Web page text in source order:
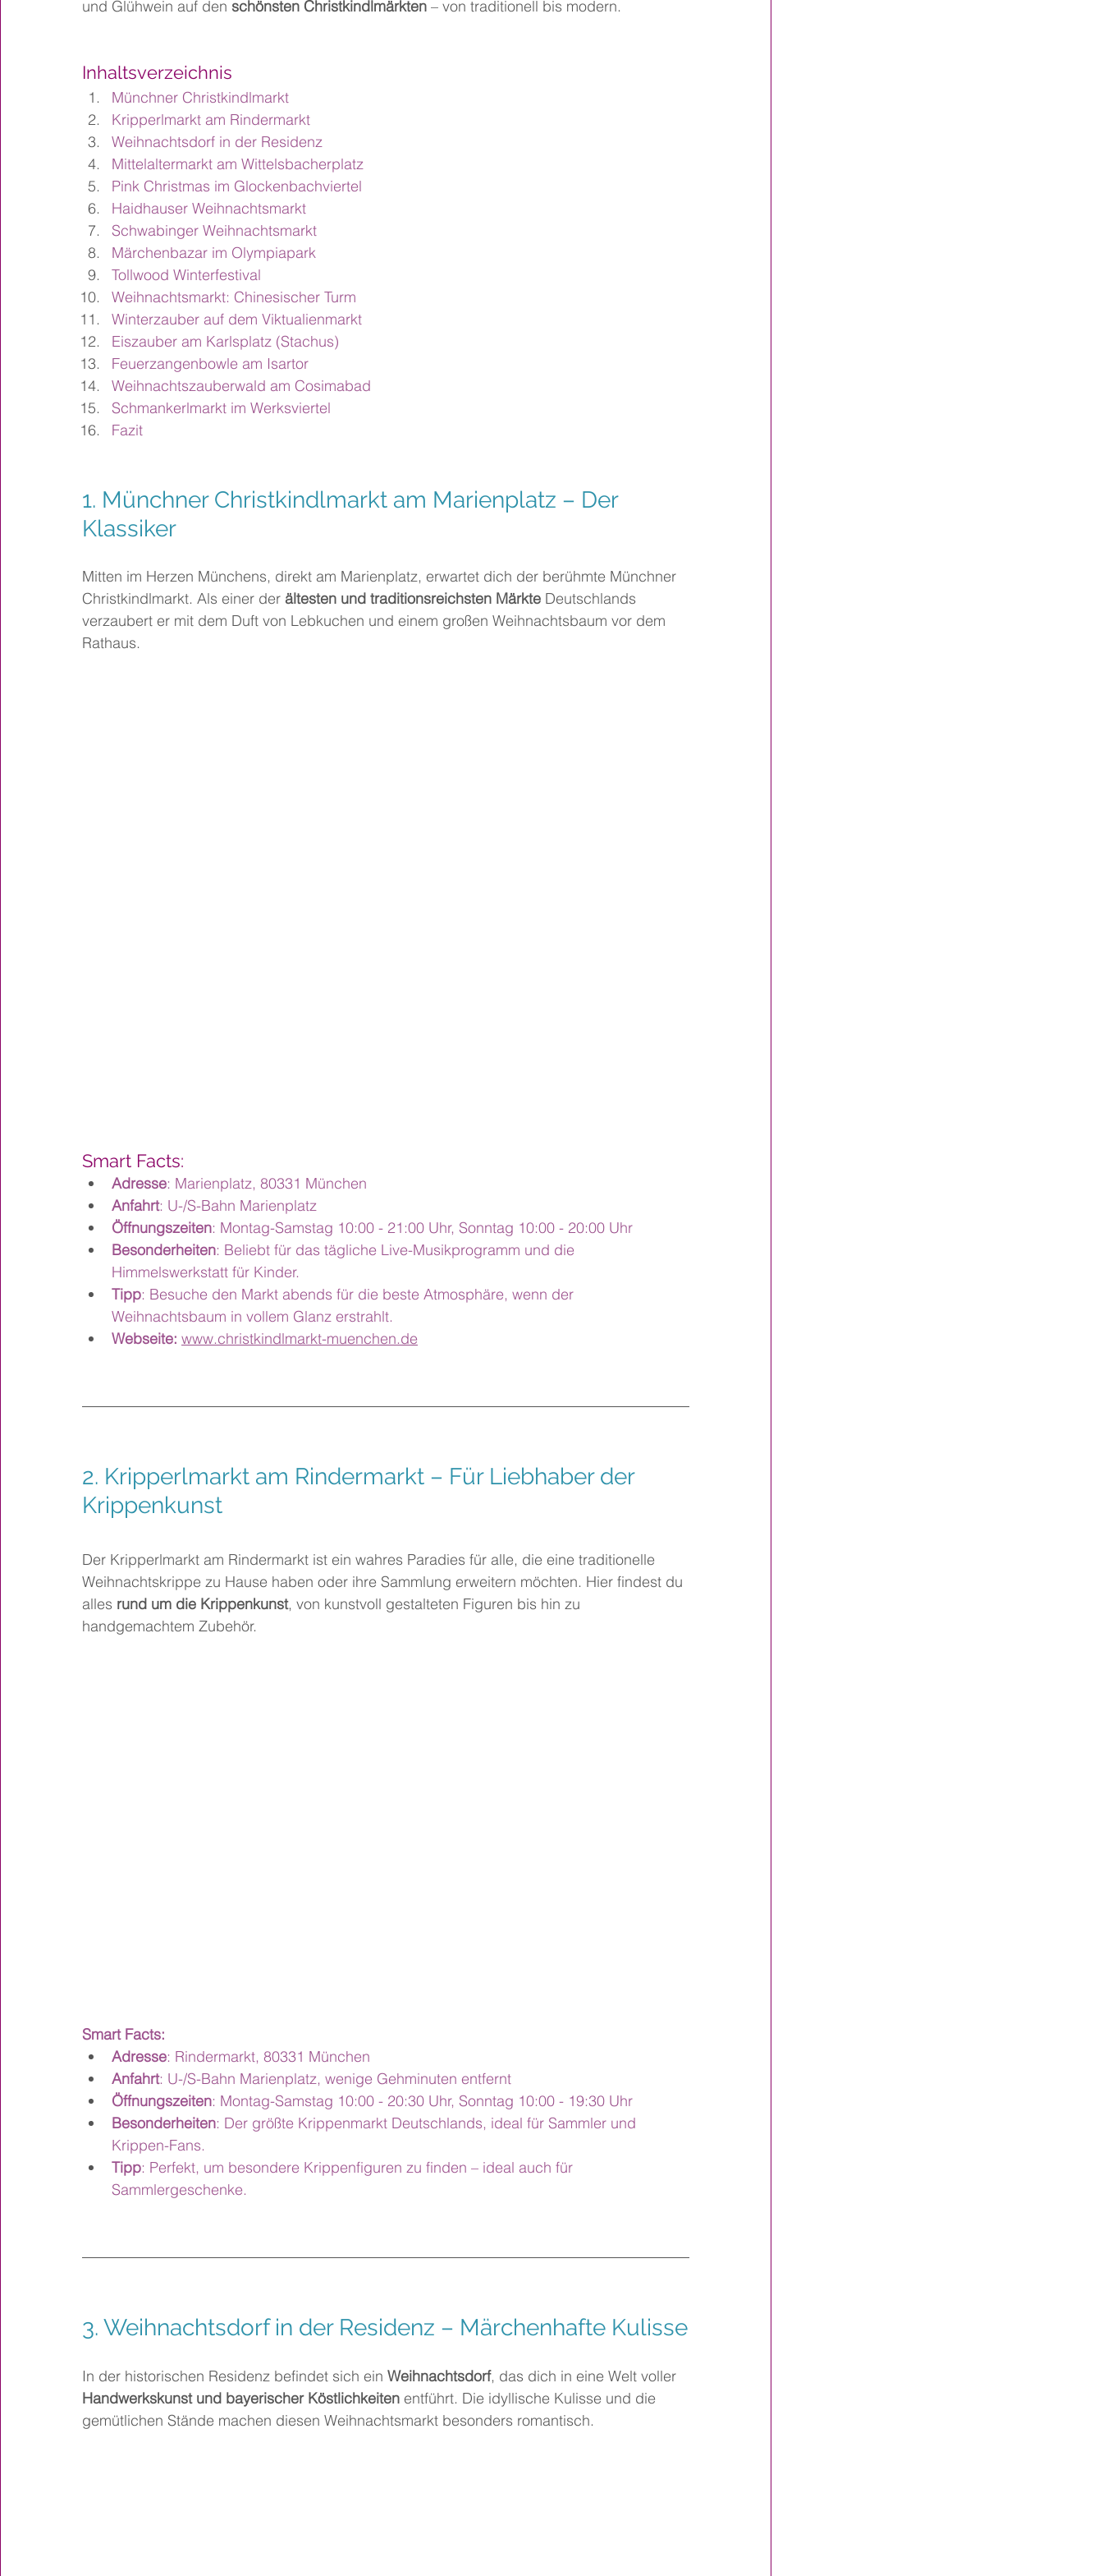
und Glühwein auf den schönsten Christkindlmärkten – von traditionell bis modern.
Inhaltsverzeichnis
Münchner Christkindlmarkt
Kripperlmarkt am Rindermarkt
Weihnachtsdorf in der Residenz
Mittelaltermarkt am Wittelsbacherplatz
Pink Christmas im Glockenbachviertel
Haidhauser Weihnachtsmarkt
Schwabinger Weihnachtsmarkt
Märchenbazar im Olympiapark
Tollwood Winterfestival
Weihnachtsmarkt: Chinesischer Turm
Winterzauber auf dem Viktualienmarkt
Eiszauber am Karlsplatz (Stachus)
Feuerzangenbowle am Isartor
Weihnachtszauberwald am Cosimabad
Schmankerlmarkt im Werksviertel
Fazit
1. Münchner Christkindlmarkt am Marienplatz – Der
Klassiker
Mitten im Herzen Münchens, direkt am Marienplatz, erwartet dich der berühmte Münchner
Christkindlmarkt. Als einer der ältesten und traditionsreichsten Märkte Deutschlands
verzaubert er mit dem Duft von Lebkuchen und einem großen Weihnachtsbaum vor dem
Rathaus.
Smart Facts:
Adresse: Marienplatz, 80331 München
Anfahrt: U-/S-Bahn Marienplatz
Öffnungszeiten: Montag-Samstag 10:00 - 21:00 Uhr, Sonntag 10:00 - 20:00 Uhr
Besonderheiten: Beliebt für das tägliche Live-Musikprogramm und die
Himmelswerkstatt für Kinder.
Tipp: Besuche den Markt abends für die beste Atmosphäre, wenn der
Weihnachtsbaum in vollem Glanz erstrahlt.
Webseite: www.christkindlmarkt-muenchen.de
2. Kripperlmarkt am Rindermarkt – Für Liebhaber der
Krippenkunst
Der Kripperlmarkt am Rindermarkt ist ein wahres Paradies für alle, die eine traditionelle
Weihnachtskrippe zu Hause haben oder ihre Sammlung erweitern möchten. Hier findest du
alles rund um die Krippenkunst, von kunstvoll gestalteten Figuren bis hin zu
handgemachtem Zubehör.
Smart Facts:
Adresse: Rindermarkt, 80331 München
Anfahrt: U-/S-Bahn Marienplatz, wenige Gehminuten entfernt
Öffnungszeiten: Montag-Samstag 10:00 - 20:30 Uhr, Sonntag 10:00 - 19:30 Uhr
Besonderheiten: Der größte Krippenmarkt Deutschlands, ideal für Sammler und
Krippen-Fans.
Tipp: Perfekt, um besondere Krippenfiguren zu finden – ideal auch für
Sammlergeschenke.
3. Weihnachtsdorf in der Residenz – Märchenhafte Kulisse
In der historischen Residenz befindet sich ein Weihnachtsdorf, das dich in eine Welt voller
Handwerkskunst und bayerischer Köstlichkeiten entführt. Die idyllische Kulisse und die
gemütlichen Stände machen diesen Weihnachtsmarkt besonders romantisch.